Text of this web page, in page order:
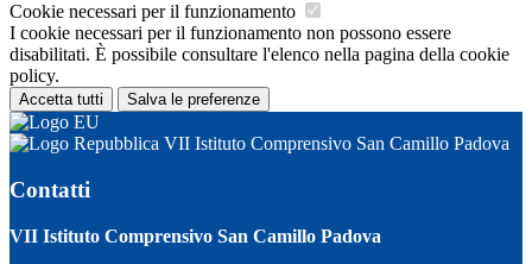
Cookie necessari per il funzionamento
I cookie necessari per il funzionamento non possono essere
disabilitati. È possibile consultare l'elenco nella pagina della cookie
policy.
Accetta tutti Salva le preferenze
VII Istituto Comprensivo San Camillo Padova
Contatti
VII Istituto Comprensivo San Camillo Padova